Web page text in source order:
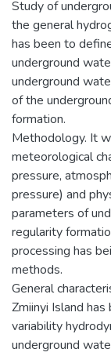
Study of
the general
has been to
underground
underground
of the
formation.
Methodology. It
meteorological
pressure,
pressure) and
parameters of
regularity
processing has
methods.
General
Zmiinyi Island
variability
underground